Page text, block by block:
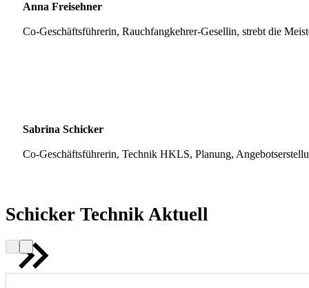
Anna Freisehner
Co-Geschäftsführerin, Rauchfangkehrer-Gesellin, strebt die
Sabrina Schicker
Co-Geschäftsführerin, Technik HKLS, Planung,
Schicker Technik Aktuell